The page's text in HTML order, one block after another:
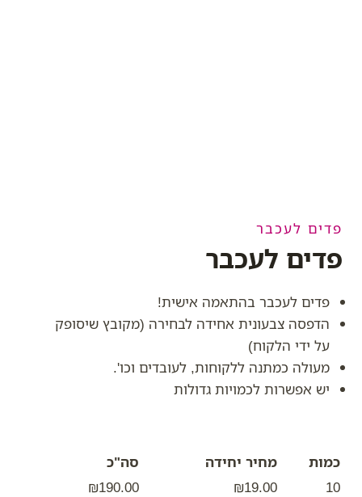
פדים לעכבר
פדים לעכבר
פדים לעכבר בהתאמה אישית!
הדפסה צבעונית אחידה לבחירה (מקובץ שיסופק
על ידי הלקוח)
מעולה כמתנה ללקוחות, לעובדים וכו'.
יש אפשרות לכמויות גדולות
כמות מחיר יחידה
סה"כ
10
₪19.00
₪190.00